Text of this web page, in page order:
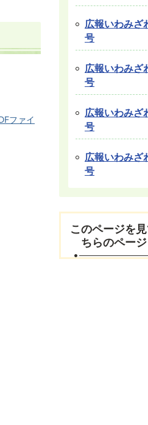
ファイ
広報いわみざ
号
広報いわみざ
号
広報いわみざ
号
広報いわみざ
号
このページを
ちらのペー